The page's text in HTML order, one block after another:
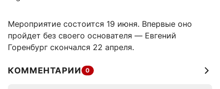
Мероприятие состоится 19 июня. Впервые оно
пройдет без своего основателя — Евгений
Горенбург скончался 22 апреля.
КОММЕНТАРИИ 0